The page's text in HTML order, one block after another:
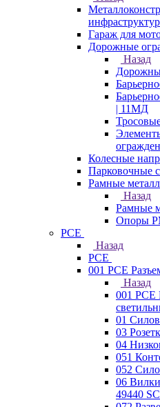
Гараж для
Дорожные
Назад
| 11МД
Колесные
Парковочные
Рамные
Назад
Рамные
Опоры
PCE
Назад
PCE
001 PCE
Назад
001 PCE
01
03
04
051
052
06
49440